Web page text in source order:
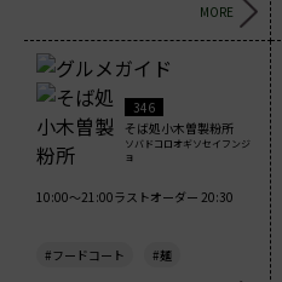
MORE
346
そば処小木曽製粉所
ソバドコロオギソセイフンジ
ョ
10:00～21:00ラストオーダー 20:30
#フードコート #麺